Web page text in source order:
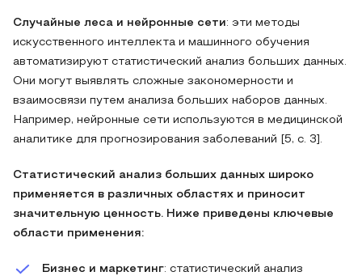
Случайные леса и нейронные сети: эти методы
искусственного интеллекта и машинного обучения
автоматизируют статистический анализ больших данных.
Они могут выявлять сложные закономерности и
взаимосвязи путем анализа больших наборов данных.
Например, нейронные сети используются в медицинской
аналитике для прогнозирования заболеваний [5, с. 3].
Статистический анализ больших данных широко
применяется в различных областях и приносит
значительную ценность. Ниже приведены ключевые
области применения:
Бизнес и маркетинг: статистический анализ